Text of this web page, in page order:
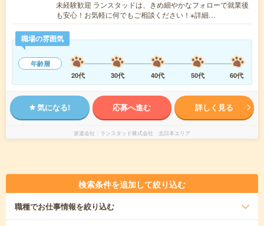
未経験歓迎 ランスタッドは、きめ細やかなフォローで就業後
も安心！お気軽に何でもご相談ください！※詳細…
職場の雰囲気
年齢層
20代
30代 40代 50代 60代
気になる! 応募へ進む 詳しく見る
派遣会社 ランスタッド株式会社 北日本エリア
検索条件を追加して絞り込む
職種でお仕事情報を絞り込む